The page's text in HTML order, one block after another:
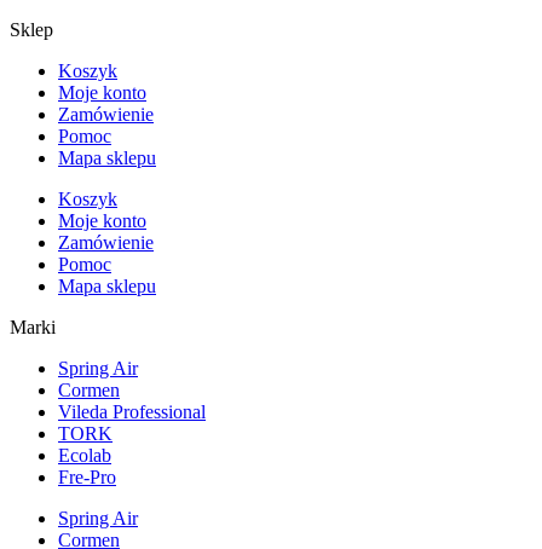
Sklep
Koszyk
Moje konto
Zamówienie
Pomoc
Mapa sklepu
Koszyk
Moje konto
Zamówienie
Pomoc
Mapa sklepu
Marki
Spring Air
Cormen
Vileda Professional
TORK
Ecolab
Fre-Pro
Spring Air
Cormen